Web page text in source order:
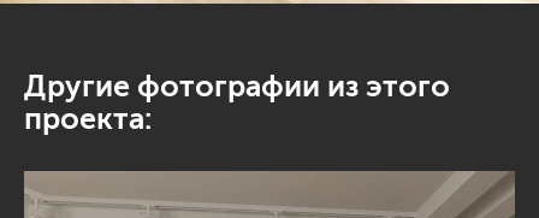
Другие фотографии из этого
проекта: